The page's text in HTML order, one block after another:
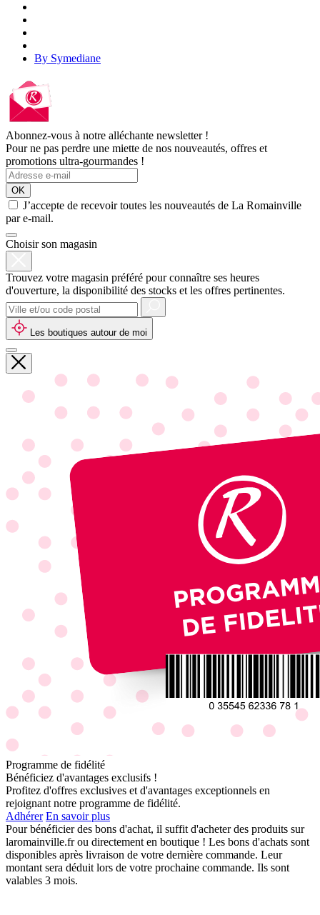
By Symediane
Abonnez-vous à notre alléchante newsletter !
Pour ne pas perdre une miette de nos nouveautés, offres et
promotions ultra-gourmandes !
OK
J’accepte de recevoir toutes les nouveautés de La Romainville
par e-mail.
Choisir son magasin
Trouvez votre magasin préféré pour connaître ses heures
d'ouverture, la disponibilité des stocks et les offres pertinentes.
Les boutiques autour de moi
Programme de fidélité
Bénéficiez d'avantages exclusifs !
Profitez d'offres exclusives et d'avantages exceptionnels en
rejoignant notre programme de fidélité.
Adhérer En savoir plus
Pour bénéficier des bons d'achat, il suffit d'acheter des produits sur
laromainville.fr ou directement en boutique ! Les bons d'achats sont
disponibles après livraison de votre dernière commande. Leur
montant sera déduit lors de votre prochaine commande. Ils sont
valables 3 mois.